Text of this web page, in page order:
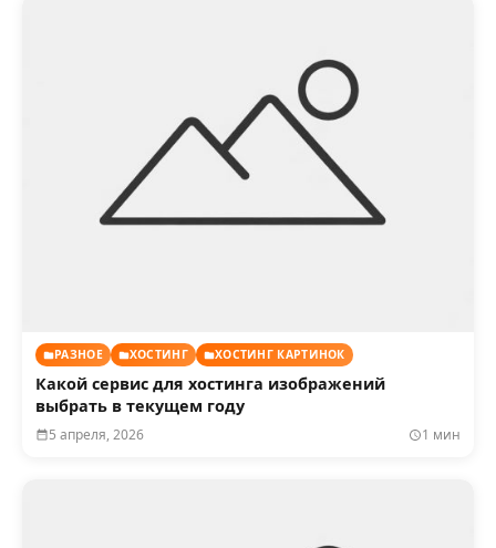
РАЗНОЕ ХОСТИНГ ХОСТИНГ КАРТИНОК
Какой сервис для хостинга изображений
выбрать в текущем году
5 апреля, 2026 1 мин